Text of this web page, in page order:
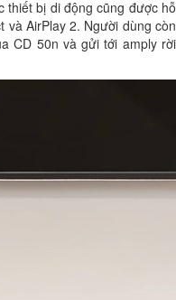
thiết bị di động cũng được hỗ
và AirPlay 2. Người dùng còn
CD 50n và gửi tới amply rời